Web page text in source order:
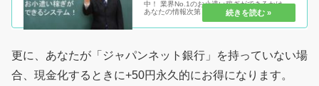
中！ 業界No.1のお小遣い稼ぎができるかは、
あなたの情報次第！この「ベストポイント」は
他社と比較してより高いポイント還元がされる
設定です。詳しく解説していますので、ぜひ確
更に、あなたが「ジャパンネット銀行」を持っていない場
合、現金化するときに+50円永久的にお得になります。